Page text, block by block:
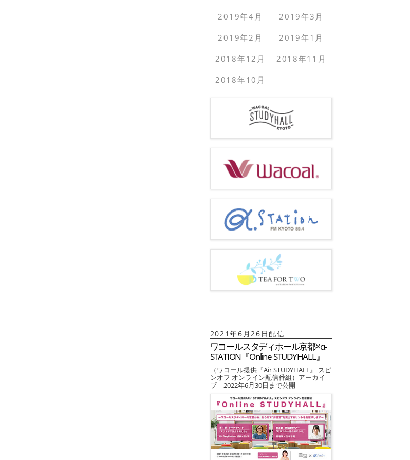
2019年4月 2019年3月
2019年2月 2019年1月
2018年12月 2018年11月
2018年10月
2021年6月26日配信
ワコールスタディホール京都×α-
STATION『Online STUDYHALL』
（ワコール提供『Air STUDYHALL』 スピ
ンオフ オンライン配信番組）アーカイ
ブ 2022年6月30日まで公開